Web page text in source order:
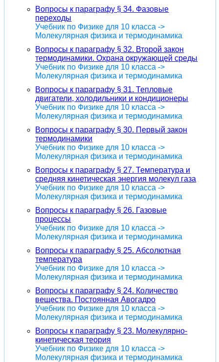
Вопросы к параграфу § 34. Фазовые
переходы
Учебник по Физике для 10 класса ->
Молекулярная физика и термодинамика
Вопросы к параграфу § 32. Второй закон
термодинамики. Охрана окружающей среды
Учебник по Физике для 10 класса ->
Молекулярная физика и термодинамика
Вопросы к параграфу § 31. Тепловые
двигатели, холодильники и кондиционеры
Учебник по Физике для 10 класса ->
Молекулярная физика и термодинамика
Вопросы к параграфу § 30. Первый закон
термодинамики
Учебник по Физике для 10 класса ->
Молекулярная физика и термодинамика
Вопросы к параграфу § 27. Температура и
средняя кинетическая энергия молекул газа
Учебник по Физике для 10 класса ->
Молекулярная физика и термодинамика
Вопросы к параграфу § 26. Газовые
процессы
Учебник по Физике для 10 класса ->
Молекулярная физика и термодинамика
Вопросы к параграфу § 25. Абсолютная
температура
Учебник по Физике для 10 класса ->
Молекулярная физика и термодинамика
Вопросы к параграфу § 24. Количество
вещества. Постоянная Авогадро
Учебник по Физике для 10 класса ->
Молекулярная физика и термодинамика
Вопросы к параграфу § 23. Молекулярно-
кинетическая теория
Учебник по Физике для 10 класса ->
Молекулярная физика и термодинамика